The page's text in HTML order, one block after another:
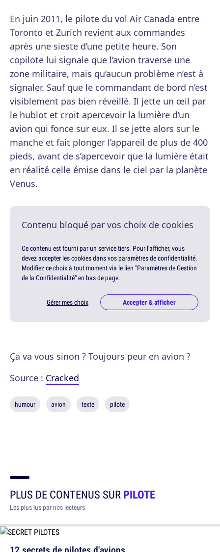
En juin 2011, le pilote du vol Air Canada entre
Toronto et Zurich revient aux commandes
après une sieste d’une petite heure. Son
copilote lui signale que l’avion traverse une
zone militaire, mais qu’aucun problème n’est à
signaler. Sauf que le commandant de bord n’est
visiblement pas bien réveillé. Il jette un œil par
le hublot et croit apercevoir la lumière d’un
avion qui fonce sur eux. Il se jette alors sur le
manche et fait plonger l’appareil de plus de 400
pieds, avant de s’apercevoir que la lumière était
en réalité celle émise dans le ciel par la planète
Venus.
Contenu bloqué par vos choix de cookies
Ce contenu est fourni par un service tiers. Pour l'afficher, vous
devez accepter les cookies dans vos paramètres de confidentialité.
Modifiez ce choix à tout moment via le lien "Paramètres de Gestion
de la Confidentialité" en bas de page.
Gérer mes choix Accepter & afficher
Ça va vous sinon ? Toujours peur en avion ?
Source : Cracked
humour avion texte pilote
PLUS DE CONTENUS SURPILOTE
Les plus lus par nos lecteurs